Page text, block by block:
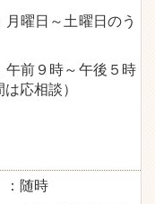
曜日～土曜日のう
午前９時～午後５時
は応相談）
随時